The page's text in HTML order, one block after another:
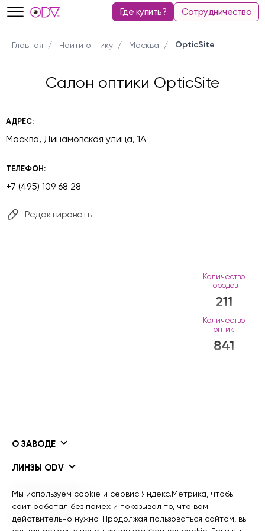
Где купить? Сотрудничество
Главная Найти оптику Москва OpticSite
Салон оптики OpticSite
АДРЕС:
Москва, Динамовская улица, 1А
ТЕЛЕФОН:
+7 (495) 109 68 28
Редактировать
Количество
городов
211
Количество
оптик
841
О ЗАВОДЕ
ЛИНЗЫ ODV
ПОКРЫТИЯ ODV
ИНФОРМАЦИЯ
Мы используем cookie и сервис Яндекс.Метрика, чтобы
сайт работал без помех и показывал то, что вам
действительно нужно. Продолжая пользоваться сайтом, вы